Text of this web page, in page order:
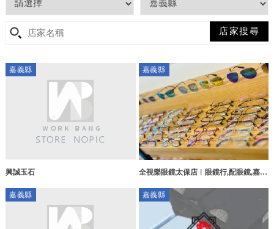
嘉義縣
興誠玉石
嘉義縣
全視樂眼鏡太保店︱眼鏡行,配眼鏡,嘉義
嘉義縣
嘉義縣